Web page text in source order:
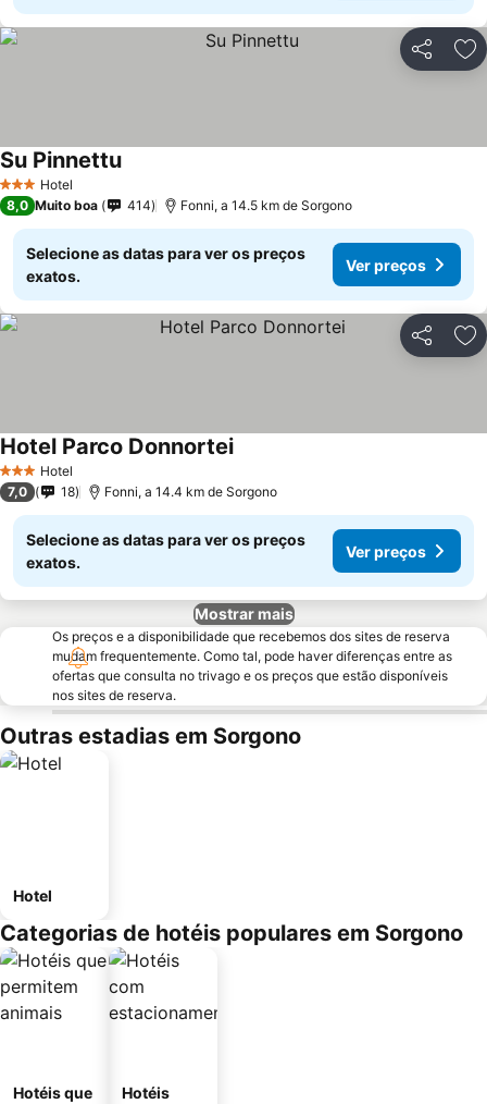
Partilhar
3 EstrelasHotel
Su Pinnettu
8,0 Muito boa 414 Fonni, a 14.5 km de Sorgono
Selecione as datas para ver os preços
exatos.
Ver preços
Partilhar
3 EstrelasHotel
Hotel Parco Donnortei
7,0 18 Fonni, a 14.4 km de Sorgono
Selecione as datas para ver os preços
exatos.
Ver preços
Mostrar mais
Os preços e a disponibilidade que recebemos dos sites de reserva
mudam frequentemente. Como tal, pode haver diferenças entre as
ofertas que consulta no trivago e os preços que estão disponíveis
nos sites de reserva.
Outras estadias em Sorgono
Hotel
Categorias de hotéis populares em Sorgono
Hotéis que
Hotéis